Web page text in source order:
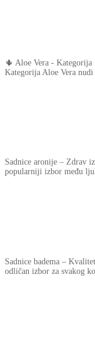
🌵 Aloe Vera -
Kategorija Aloe Vera
Sadnice aronije – Zdrav
popularniji izbor među
Sadnice badema –
odličan izbor za svakog